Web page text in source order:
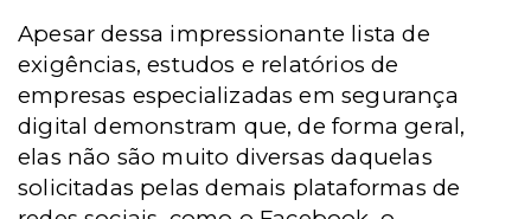
Apesar dessa impressionante lista de
exigências, estudos e relatórios de
empresas especializadas em segurança
digital demonstram que, de forma geral,
elas não são muito diversas daquelas
solicitadas pelas demais plataformas de